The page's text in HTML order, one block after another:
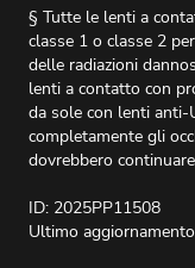
§ Tutte le lenti a
classe 1 o classe 2
delle radiazioni
lenti a contatto con
da sole con lenti
completamente gli
dovrebbero
ID: 2025PP11508
Ultimo